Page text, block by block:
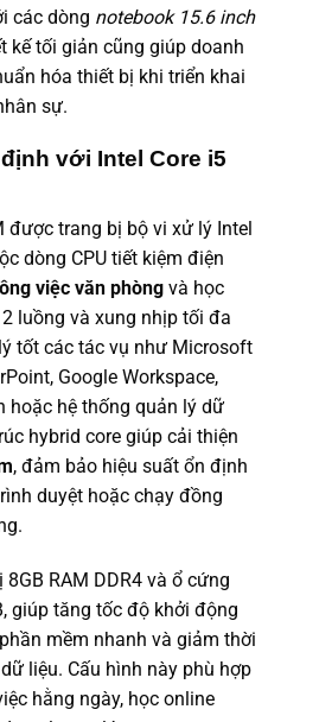
các dòng notebook 15.6 inch
kế tối giản cũng giúp doanh
hóa thiết bị khi triển khai
sự.
với Intel Core i5
được trang bị bộ vi xử lý Intel
dòng CPU tiết kiệm điện
việc văn phòngvà học
luồng và xung nhịp tối đa
tốt các tác vụ như Microsoft
Google Workspace,
hoặc hệ thống quản lý dữ
hybrid core giúp cải thiện
, đảm bảo hiệu suất ổn định
duyệt hoặc chạy đồng
RAM DDR4 và ổ cứng
giúp tăng tốc độ khởi động
mềm nhanh và giảm thời
liệu. Cấu hình này phù hợp
hằng ngày, học online